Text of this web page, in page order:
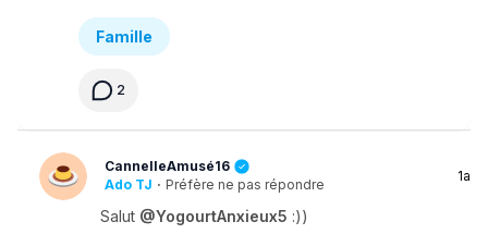
Famille
2
CannelleAmusé16
Ado TJ · Préfère ne pas répondre
1a
Salut @YogourtAnxieux5 :))